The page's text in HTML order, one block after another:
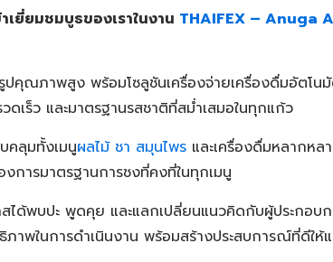
ยี่ยมชมบูธของเราในงาน THAIFEX – Anuga
ปคุณภาพสูง พร้อมโซลูชันเครื่องจ่ายเครื่องดื่มอัตโ
เร็ว และมาตรฐานรสชาติที่สม่ำเสมอในทุกแก้ว
คลุมทั้งเมนูผลไม้ ชา สมุนไพร และเครื่องดื่มหลากหล
การมาตรฐานการชงที่คงที่ในทุกเมนู
ได้พบปะ พูดคุย และแลกเปลี่ยนแนวคิดกับผู้ประกอบ
ภาพในการดำเนินงาน พร้อมสร้างประสบการณ์ที่ดีให้